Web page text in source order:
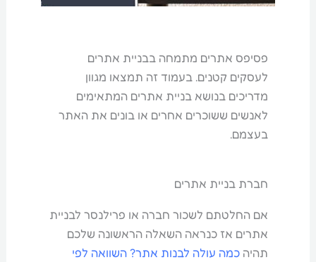
פסיפס אתרים מתמחה בבניית אתרים
לעסקים קטנים. בעמוד זה תמצאו מגוון
מדריכים בנושא בניית אתרים המתאימים
לאנשים ששוכרים אחרים או בונים את האתר
בעצמם.
חברת בניית אתרים
אם החלטתם לשכור חברה או פרילנסר לבניית
אתרים אז כנראה השאלה הראשונה שלכם
תהיהכמה עולה לבנות אתר? השוואה לפי